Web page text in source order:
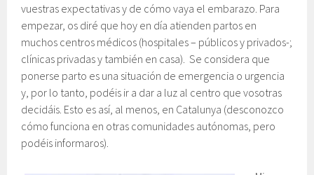
vuestras expectativas y de cómo vaya el embarazo. Para
empezar, os diré que hoy en día atienden partos en
muchos centros médicos (hospitales – públicos y privados-;
clínicas privadas y también en casa). Se considera que
ponerse parto es una situación de emergencia o urgencia
y, por lo tanto, podéis ir a dar a luz al centro que vosotras
decidáis. Esto es así, al menos, en Catalunya (desconozco
cómo funciona en otras comunidades autónomas, pero
podéis informaros).